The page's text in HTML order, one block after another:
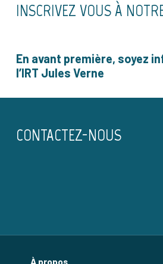
INSCRIVEZ VOUS À
En avant première, soyez
l’IRT Jules Verne
CONTACTEZ-NOUS
À propos